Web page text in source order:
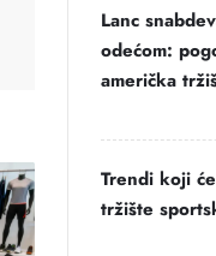
Lanc
odećom:
američka
Trendi koji
tržište